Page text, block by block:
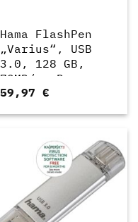
Hama FlashPen
„Varius“, USB
3.0, 128 GB,
70MB/s, Braun
(124167)
59,97€